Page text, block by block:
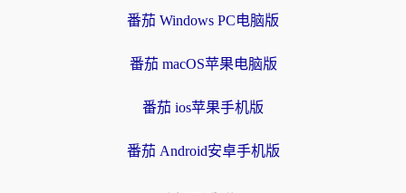
番茄 Windows PC电脑版
番茄 macOS苹果电脑版
番茄 ios苹果手机版
番茄 Android安卓手机版